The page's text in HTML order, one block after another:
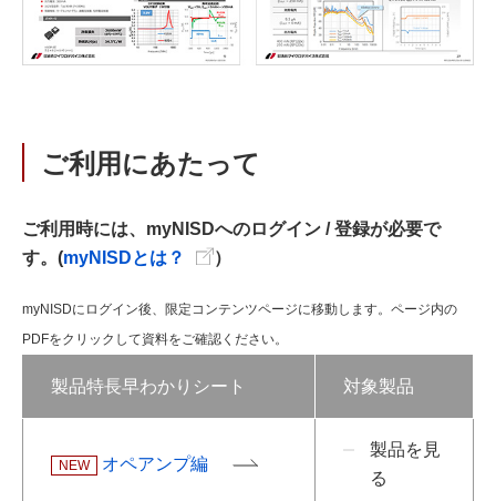
ご利用にあたって
ご利用時には、myNISDへのログイン / 登録が必要で
す。(myNISDとは？ ）
myNISDにログイン後、限定コンテンツページに移動します。ページ内の
PDFをクリックして資料をご確認ください。
製品特長早わかりシート 対象製品
NEW オペアンプ編
製品を見
る